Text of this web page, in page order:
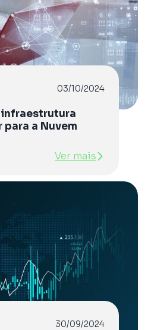
03/10/2024
infraestrutura
a Nuvem
Ver mais
30/09/2024